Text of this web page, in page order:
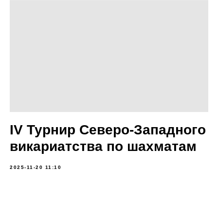
IV Турнир Северо-Западного
викариатства по шахматам
2025-11-20 11:10